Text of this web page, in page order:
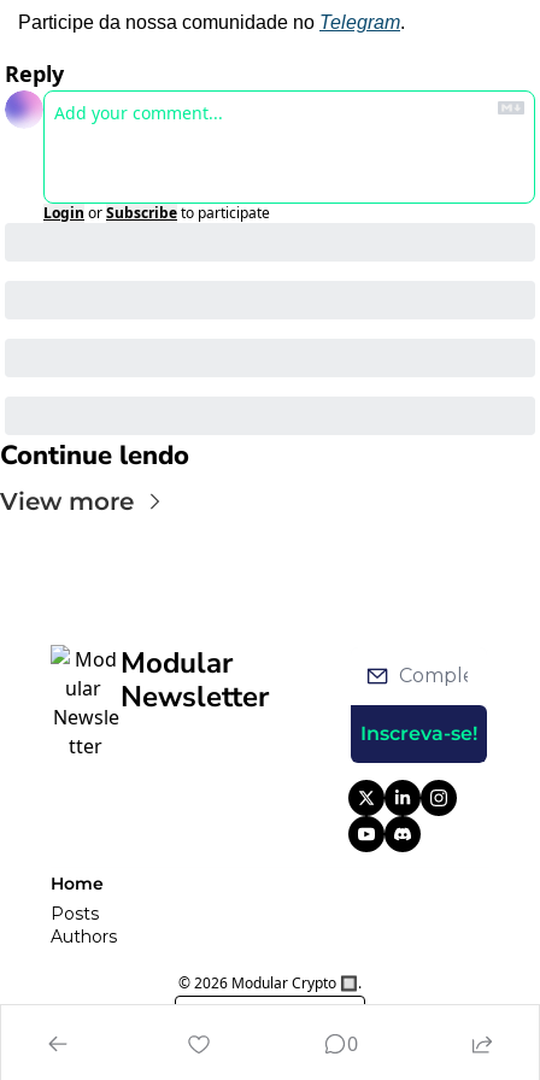
Participe da nossa comunidade no Telegram.
Reply
Login orSubscribeto participate
Continue lendo
View more
Modular
Newsletter
Inscreva-se!
Home
Posts
Authors
© 2026 Modular Crypto 🔲.
0